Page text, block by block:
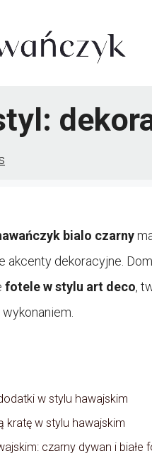
bialo czarny
akcenty dekoracyjne.
fotele w stylu art deco,
w stylu hawajskim
kratę w stylu hawajskim
czarny dywan i białe